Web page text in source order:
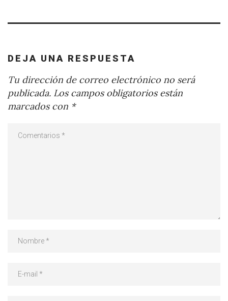
DEJA UNA RESPUESTA
Tu dirección de correo electrónico no será
publicada. Los campos obligatorios están
marcados con *